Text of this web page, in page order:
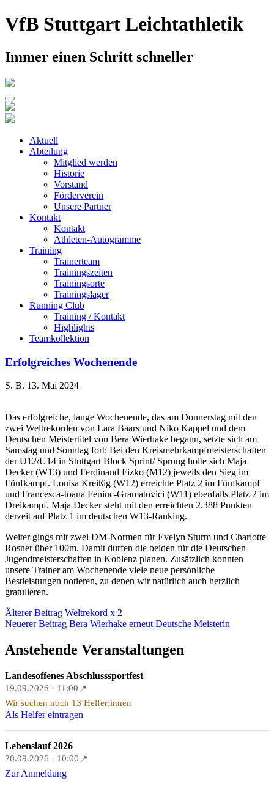
Skip
to
VfB Stuttgart Leichtathletik
Immer einen Schritt schneller
Aktuell
Abteilung
Mitglied werden
Historie
Vorstand
Förderverein
Unsere Partner
Kontakt
Kontakt
Athleten-Autogramme
Training
Trainerteam
Trainingszeiten
Trainingsorte
Trainingslager
Running Club
Training / Kontakt
Highlights
Teamkollektion
Erfolgreiches Wochenende
S. B. 13. Mai 2024
Das erfolgreiche, lange Wochenende, das am Donnerstag mit den
zwei Weltrekorden von Lara Baars und Niko Kappel und dem
Deutschen Meistertitel von Bera Wierhake begann, setzte sich am
Samstag und Sonntag fort: Bei den Kreismehrkampfmeisterschaften
der U12/U14 in Stuttgart Block Sprint/ Sprung holte sich Maja
Decker (W13) und Ferdinand Fizko (M12) jeweils den Sieg im
Fünfkampf. Louisa Kreißig (W12) erreichte Platz 2 im Fünfkampf
und Francesca-Ioana Feniuc-Gramatovici (W11) ebenfalls Platz 2 im
Dreikampf. Maja Decker steht mit den erreichten 2.388 Punkten
derzeit auf Platz 1 im deutschen W13-Ranking.
Weiter gings mit zwei DM-Normen für Evelyn Sturm und Charlotte
Rosner über 100m. Damit dürfen die beiden für die Deutschen
Jugendmeisterschaften in Koblenz planen. Zusätzlich konnten
unsere Trainer am Wochenende viele neue persönliche
Bestleistungen notieren, zu denen wir natürlich auch herzlich
gratulieren.
Beitragsnavigation
Älterer Beitrag Weltrekord x 2
Neuerer Beitrag Bera Wierhake erneut Deutsche Meisterin
Anstehende Veranstaltungen
Landesoffenes Abschlusssportfest
19.09.2026 · 11:00 📍
Wir suchen noch 13 Helfer:innen
Als Helfer eintragen
Lebenslauf 2026
20.09.2026 · 10:00 📍
Zur Anmeldung